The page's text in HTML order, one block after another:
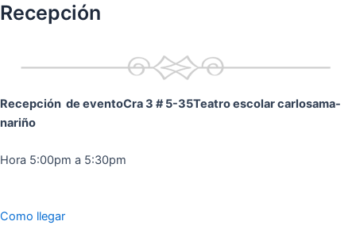
Recepción
Recepción de eventoCra 3 # 5-35Teatro escolar carlosama-
nariño
Hora 5:00pm a 5:30pm
Como llegar